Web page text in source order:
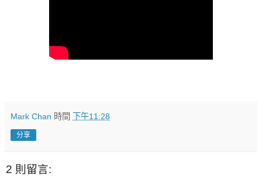
Mark Chan 時間 下午11:28
分享
2 則留言: